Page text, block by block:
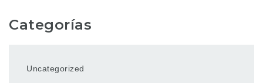
Categorías
Uncategorized